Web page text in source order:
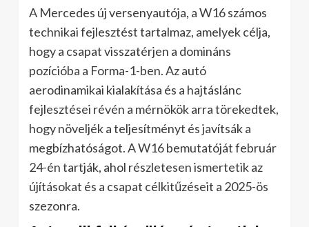
A Mercedes új versenyautója, a W16 számos
technikai fejlesztést tartalmaz, amelyek célja,
hogy a csapat visszatérjen a domináns
pozícióba a Forma-1-ben. Az autó
aerodinamikai kialakítása és a hajtáslánc
fejlesztései révén a mérnökök arra törekedtek,
hogy növeljék a teljesítményt és javítsák a
megbízhatóságot. A W16 bemutatóját február
24-én tartják, ahol részletesen ismertetik az
újításokat és a csapat célkitűzéseit a 2025-ös
szezonra.